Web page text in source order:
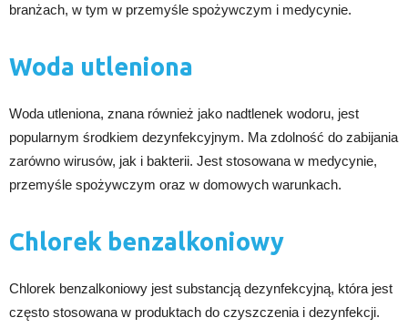
branżach, w tym w przemyśle spożywczym i medycynie.
Woda utleniona
Woda utleniona, znana również jako nadtlenek wodoru, jest
popularnym środkiem dezynfekcyjnym. Ma zdolność do zabijania
zarówno wirusów, jak i bakterii. Jest stosowana w medycynie,
przemyśle spożywczym oraz w domowych warunkach.
Chlorek benzalkoniowy
Chlorek benzalkoniowy jest substancją dezynfekcyjną, która jest
często stosowana w produktach do czyszczenia i dezynfekcji.